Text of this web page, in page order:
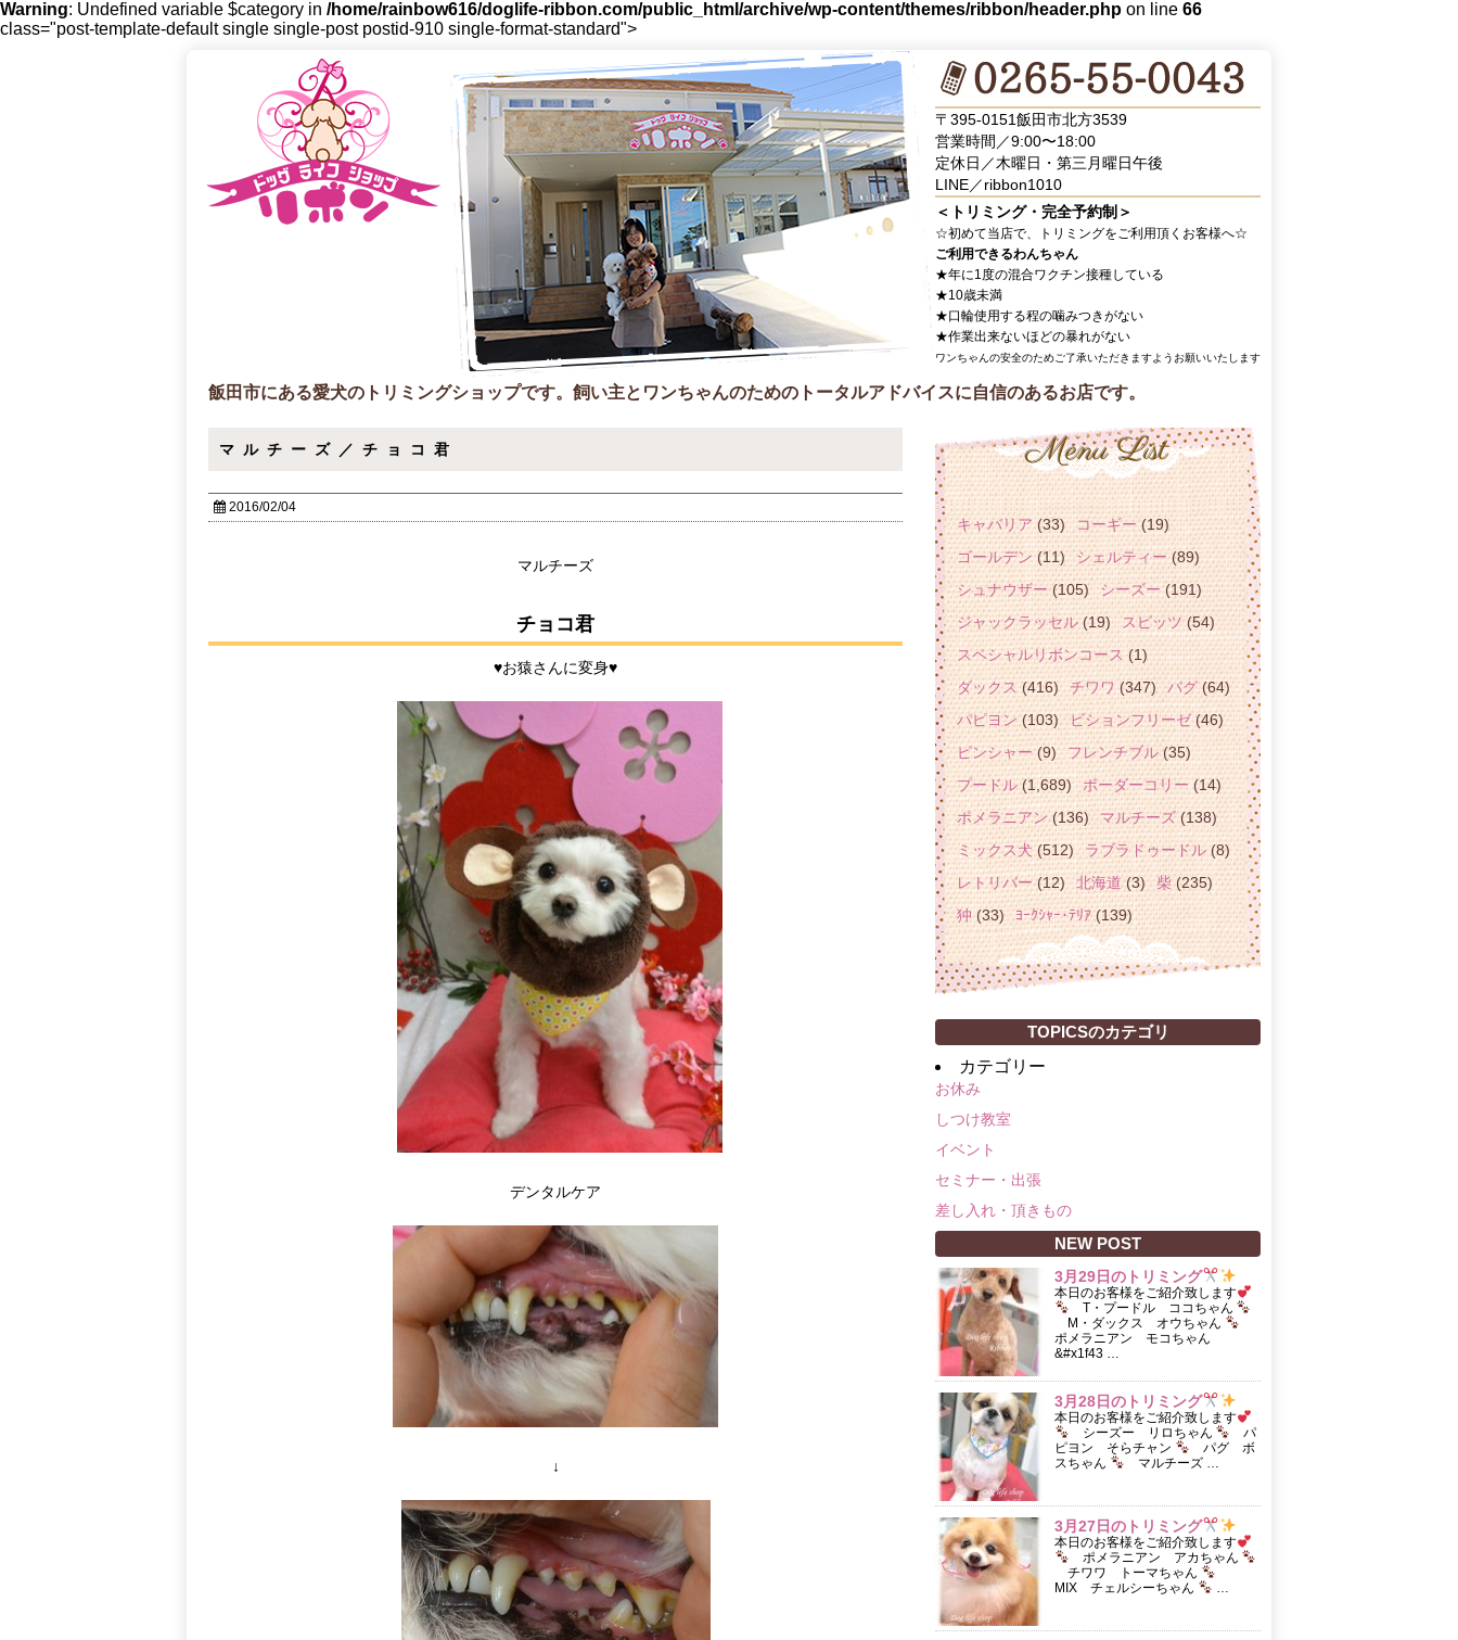
Warning: Undefined variable $category in /home/rainbow616/doglife-ribbon.com/public_html/archive/wp-content/themes/ribbon/header.php on line 66
class="post-template-default single single-post postid-910 single-format-standard">
〒395-0151飯田市北方3539
営業時間／9:00〜18:00
定休日／木曜日・第三月曜日午後
LINE／ribbon1010
＜トリミング・完全予約制＞
☆初めて当店で、トリミングをご利用頂くお客様へ☆
ご利用できるわんちゃん
★年に1度の混合ワクチン接種している
★10歳未満
★口輪使用する程の噛みつきがない
★作業出来ないほどの暴れがない
ワンちゃんの安全のためご了承いただきますようお願いいたします
飯田市にある愛犬のトリミングショップです。飼い主とワンちゃんのためのトータルアドバイスに自信のあるお店です。
マルチーズ／チョコ君
2016/02/04
マルチーズ
チョコ君
♥お猿さんに変身♥
デンタルケア
↓
キャバリア(33) コーギー(19)
ゴールデン(11) シェルティー(89)
シュナウザー(105) シーズー(191)
ジャックラッセル(19) スピッツ(54)
スペシャルリボンコース(1)
ダックス (416) チワワ(347) パグ(64)
パピヨン(103) ビションフリーゼ(46)
ピンシャー(9) フレンチブル(35)
プードル(1,689) ボーダーコリー(14)
ポメラニアン(136) マルチーズ(138)
ミックス犬(512) ラブラドゥードル (8)
レトリバー(12) 北海道(3) 柴(235)
狆(33) ﾖｰｸｼｬｰ･ﾃﾘｱ(139)
TOPICSのカテゴリ
カテゴリー
お休み
しつけ教室
イベント
セミナー・出張
差し入れ・頂きもの
NEW POST
3月29日のトリミング
本日のお客様をご紹介致します
T・プードル ココちゃん
M・ダックス オウちゃん
ポメラニアン モコちゃん
&#x1f43 …
3月28日のトリミング
本日のお客様をご紹介致します
シーズー リロちゃん
パ
ピヨン そらチャン
パグ ボ
スちゃん
マルチーズ …
3月27日のトリミング
本日のお客様をご紹介致します
ポメラニアン アカちゃん
チワワ トーマちゃん
MIX チェルシーちゃん